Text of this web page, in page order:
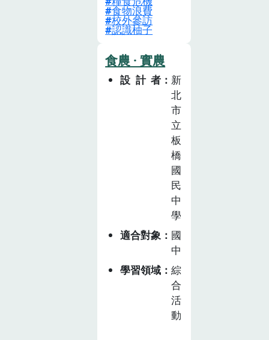
導學生嘗試以
「牛奶」為題發
學生課程結束
後，延續牛奶相
關議題的自主學
校」。早期移民
因樹林地區的溪
谷地形適合柑橘
類生長，因此以
種植柑橘類為
主。在此背景
下，樹林高中開
程，課程內容選
擇屬於柑橘類的
心，永續環境為
終極目標，發展
「翻轉盛柚大作
戰」課程，共計
10 節。課程分
為三大主題，主
題一「失衡的糧
食系統」帶領學
生思辨全球糧食
危機與臺灣農產
食物浪費
校外參訪
認識柚子
食農 · 實農
設計者
新
北
市
立
板
橋
國
民
中
學
適合對象
國
中
學習領域
綜
合
活
動